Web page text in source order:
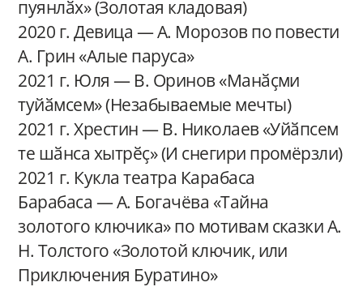
пуянлӑх» (Золотая кладовая)
2020 г. Девица — А. Морозов по повести
А. Грин «Алые паруса»
2021 г. Юля — В. Оринов «Манӑҫми
туйӑмсем» (Незабываемые мечты)
2021 г. Хрестин — В. Николаев «Уйӑпсем
те шӑнса хытрӗҫ» (И снегири промёрзли)
2021 г. Кукла театра Карабаса
Барабаса — А. Богачёва «Тайна
золотого ключика» по мотивам сказки А.
Н. Толстого «Золотой ключик, или
Приключения Буратино»